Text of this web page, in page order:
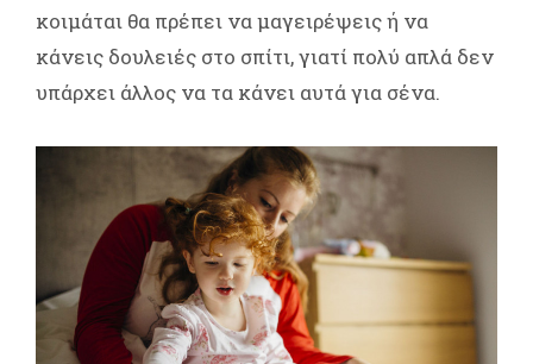
κοιμάται θα πρέπει να μαγειρέψεις ή να
κάνεις δουλειές στο σπίτι, γιατί πολύ απλά δεν
υπάρχει άλλος να τα κάνει αυτά για σένα.